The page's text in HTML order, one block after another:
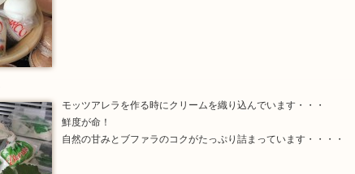
モッツアレラを作る時にクリームを織り込んでいます・・・
鮮度が命！
自然の甘みとブファラのコクがたっぷり詰まっています・・・・